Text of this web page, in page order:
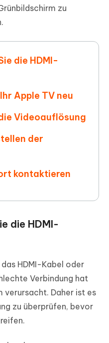
zu
die HDMI-
Apple TV neu
Videoauflösung
der
kontaktieren
die HDMI-
HDMI-Kabel oder
Verbindung hat
verursacht. Daher ist es
zu überprüfen, bevor